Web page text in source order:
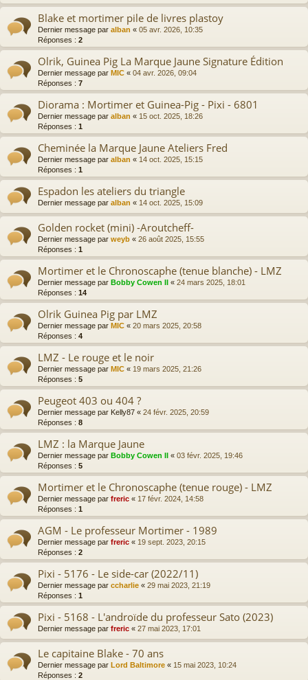
Blake et mortimer pile de livres plastoy
Dernier message par alban « 05 avr. 2026, 10:35
Réponses : 2
Olrik, Guinea Pig La Marque Jaune Signature Édition
Dernier message par MIC « 04 avr. 2026, 09:04
Réponses : 7
Diorama : Mortimer et Guinea-Pig - Pixi - 6801
Dernier message par alban « 15 oct. 2025, 18:26
Réponses : 1
Cheminée la Marque Jaune Ateliers Fred
Dernier message par alban « 14 oct. 2025, 15:15
Réponses : 1
Espadon les ateliers du triangle
Dernier message par alban « 14 oct. 2025, 15:09
Golden rocket (mini) -Aroutcheff-
Dernier message par weyb « 26 août 2025, 15:55
Réponses : 1
Mortimer et le Chronoscaphe (tenue blanche) - LMZ
Dernier message par Bobby Cowen II « 24 mars 2025, 18:01
Réponses : 14
Olrik Guinea Pig par LMZ
Dernier message par MIC « 20 mars 2025, 20:58
Réponses : 4
LMZ - Le rouge et le noir
Dernier message par MIC « 19 mars 2025, 21:26
Réponses : 5
Peugeot 403 ou 404 ?
Dernier message par Kelly87 « 24 févr. 2025, 20:59
Réponses : 8
LMZ : la Marque Jaune
Dernier message par Bobby Cowen II « 03 févr. 2025, 19:46
Réponses : 5
Mortimer et le Chronoscaphe (tenue rouge) - LMZ
Dernier message par freric « 17 févr. 2024, 14:58
Réponses : 1
AGM - Le professeur Mortimer - 1989
Dernier message par freric « 19 sept. 2023, 20:15
Réponses : 2
Pixi - 5176 - Le side-car (2022/11)
Dernier message par ccharlie « 29 mai 2023, 21:19
Réponses : 1
Pixi - 5168 - L'androïde du professeur Sato (2023)
Dernier message par freric « 27 mai 2023, 17:01
Le capitaine Blake - 70 ans
Dernier message par Lord Baltimore « 15 mai 2023, 10:24
Réponses : 2